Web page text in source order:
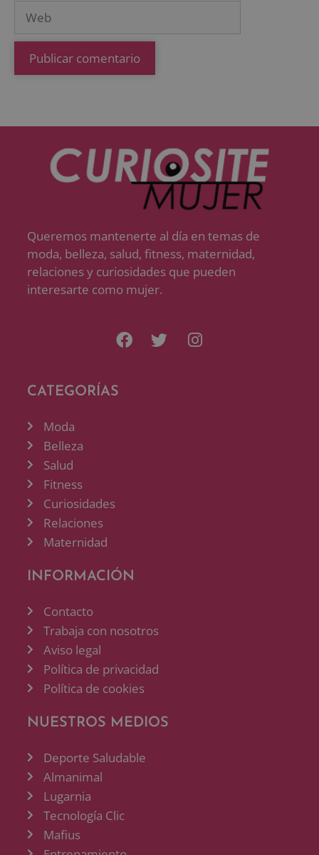
Queremos mantenerte al día en temas de
moda, belleza, salud, fitness, maternidad,
relaciones y curiosidades que pueden
interesarte como mujer.
CATEGORÍAS
Moda
Belleza
Salud
Fitness
Curiosidades
Relaciones
Maternidad
INFORMACIÓN
Contacto
Trabaja con nosotros
Aviso legal
Política de privacidad
Política de cookies
NUESTROS MEDIOS
Deporte Saludable
Almanimal
Lugarnia
Tecnología Clic
Mafius